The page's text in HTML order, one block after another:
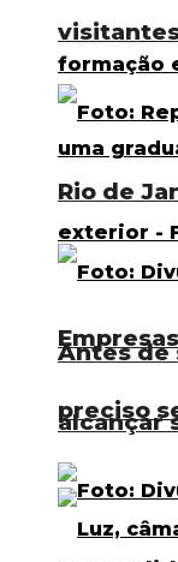
Rio de
Antes de
preciso
alcançar